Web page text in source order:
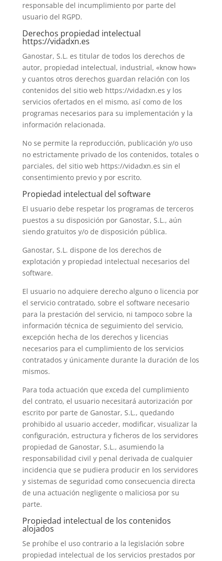
responsable del incumplimiento por parte del
usuario del RGPD.
Derechos propiedad intelectual
https://vidadxn.es
Ganostar, S.L. es titular de todos los derechos de
autor, propiedad intelectual, industrial, «know how»
y cuantos otros derechos guardan relación con los
contenidos del sitio web https://vidadxn.es y los
servicios ofertados en el mismo, así como de los
programas necesarios para su implementación y la
información relacionada.
No se permite la reproducción, publicación y/o uso
no estrictamente privado de los contenidos, totales o
parciales, del sitio web https://vidadxn.es sin el
consentimiento previo y por escrito.
Propiedad intelectual del software
El usuario debe respetar los programas de terceros
puestos a su disposición por Ganostar, S.L., aún
siendo gratuitos y/o de disposición pública.
Ganostar, S.L. dispone de los derechos de
explotación y propiedad intelectual necesarios del
software.
El usuario no adquiere derecho alguno o licencia por
el servicio contratado, sobre el software necesario
para la prestación del servicio, ni tampoco sobre la
información técnica de seguimiento del servicio,
excepción hecha de los derechos y licencias
necesarios para el cumplimiento de los servicios
contratados y únicamente durante la duración de los
mismos.
Para toda actuación que exceda del cumplimiento
del contrato, el usuario necesitará autorización por
escrito por parte de Ganostar, S.L., quedando
prohibido al usuario acceder, modificar, visualizar la
configuración, estructura y ficheros de los servidores
propiedad de Ganostar, S.L., asumiendo la
responsabilidad civil y penal derivada de cualquier
incidencia que se pudiera producir en los servidores
y sistemas de seguridad como consecuencia directa
de una actuación negligente o maliciosa por su
parte.
Propiedad intelectual de los contenidos
alojados
Se prohíbe el uso contrario a la legislación sobre
propiedad intelectual de los servicios prestados por